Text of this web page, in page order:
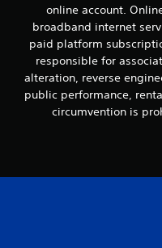
online account.
broadband internet
paid platform
responsible for
alteration, reverse
public performance,
circumvention is